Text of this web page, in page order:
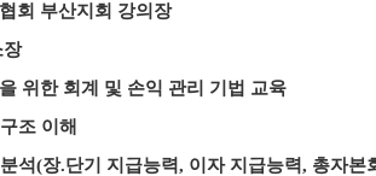
회 부산지회 강의장
장
위한 회계 및 손익 관리 기법 교육
조 이해
(장.단기 지급능력, 이자 지급능력, 총자본